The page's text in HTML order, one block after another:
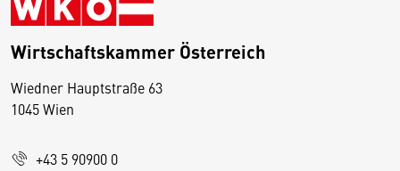
Wirtschaftskammer Österreich
Wiedner Hauptstraße 63
1045 Wien
+43 5 90900 0
D
s